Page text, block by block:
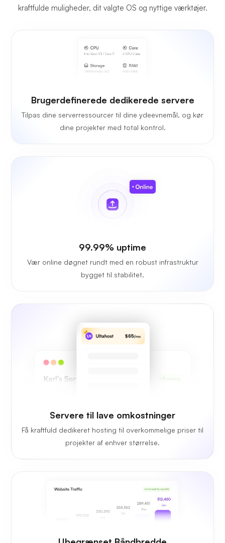
kraftfulde muligheder, dit valgte OS og nyttige værktøjer.
Brugerdefinerede dedikerede servere
Tilpas dine serverressourcer til dine ydeevnemål, og kør
dine projekter med total kontrol.
99.99% uptime
Vær online døgnet rundt med en robust infrastruktur
bygget til stabilitet.
Servere til lave omkostninger
Få kraftfuld dedikeret hosting til overkommelige priser til
projekter af enhver størrelse.